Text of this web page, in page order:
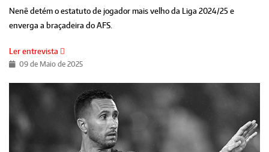
Nenê detém o estatuto de jogador mais velho da Liga 2024/25 e
enverga a braçadeira do AFS.
Ler entrevista
09 de Maio de 2025